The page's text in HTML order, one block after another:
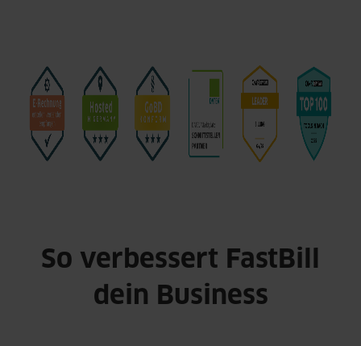
So verbessert FastBill
dein Business